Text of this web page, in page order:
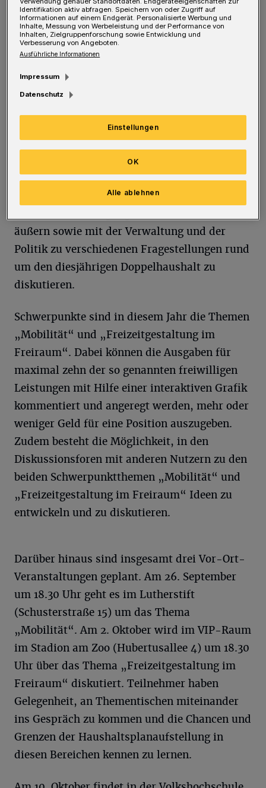
Anregungen und Vorschläge für den Haushalt
einzureichen. Dabei sollen sich Interessierte
über das Internet im Dialog beteiligen, aber
auch persönlich an dezentralen
Veranstaltungen teilnehmen können.
talbeteiligung.de/page/beteiligungamhaushalt
haben vom 25. September bis zum 16. Oktober
alle Wuppertalerinnen und Wuppertaler vor
der Verabschiedung des Haushaltes die
Möglichkeit, sich über den Haushalt zu
äußern sowie mit der Verwaltung und der
Politik zu verschiedenen Fragestellungen rund
um den diesjährigen Doppelhaushalt zu
diskutieren.
Schwerpunkte sind in diesem Jahr die Themen
„Mobilität“ und „Freizeitgestaltung im
Freiraum“. Dabei können die Ausgaben für
maximal zehn der so genannten freiwilligen
Leistungen mit Hilfe einer interaktiven Grafik
kommentiert und angeregt werden, mehr oder
weniger Geld für eine Position auszugeben.
Zudem besteht die Möglichkeit, in den
Diskussionsforen mit anderen Nutzern zu den
beiden Schwerpunktthemen „Mobilität“ und
„Freizeitgestaltung im Freiraum“ Ideen zu
entwickeln und zu diskutieren.
Darüber hinaus sind insgesamt drei Vor-Ort-
Veranstaltungen geplant. Am 26. September
um 18.30 Uhr geht es im Lutherstift
(Schusterstraße 15) um das Thema
„Mobilität“. Am 2. Oktober wird im VIP-Raum
im Stadion am Zoo (Hubertusallee 4) um 18.30
Uhr über das Thema „Freizeitgestaltung im
Freiraum“ diskutiert. Teilnehmer haben
Gelegenheit, an Thementischen miteinander
ins Gespräch zu kommen und die Chancen und
Grenzen der Haushaltsplanaufstellung in
diesen Bereichen kennen zu lernen.
Identifikation aktiv abfragen. Speichern von oder Zugriff auf
Informationen auf einem Endgerät. Personalisierte Werbung und
Inhalte, Messung von Werbeleistung und der Performance von
Inhalten, Zielgruppenforschung sowie Entwicklung und
Verbesserung von Angeboten.
Ausführliche Informationen
Impressum
Datenschutz
Einstellungen
Alle ablehnen
OK